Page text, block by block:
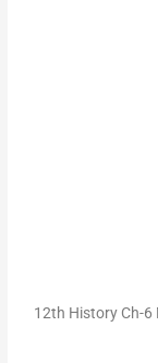
12th History Ch-